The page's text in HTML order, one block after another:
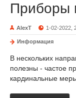
Приборы
AlexT 1-02-2022,
Информация
В нескольких
полезны - частое
кардинальные